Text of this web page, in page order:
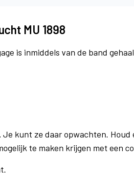
MU 1898
is inmiddels van de band
Je kunt ze daar opwachten. Houd
te maken krijgen met een